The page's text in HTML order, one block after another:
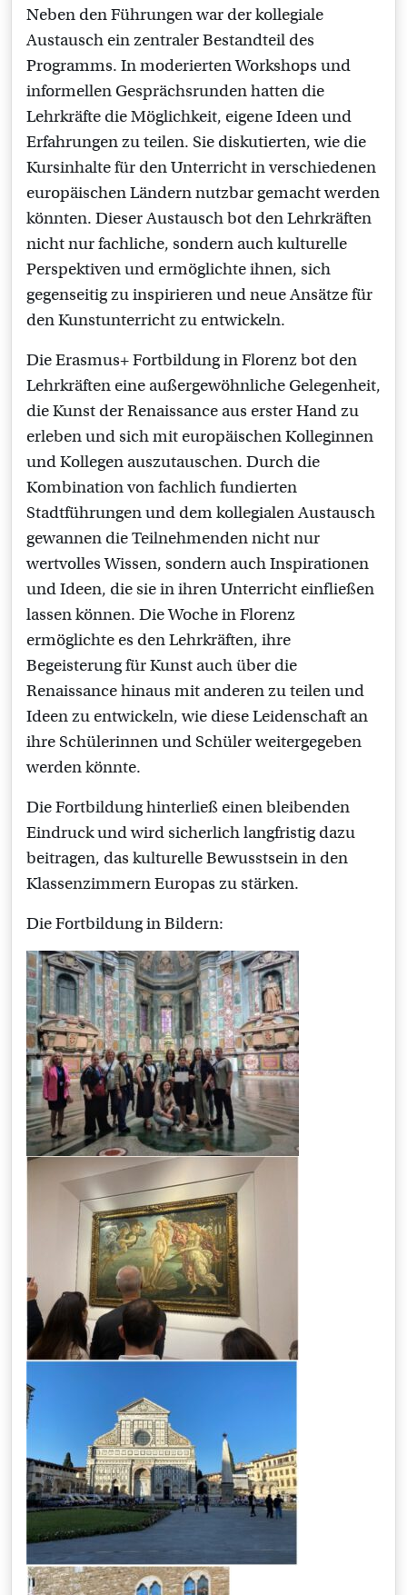
Neben den Führungen war der kollegiale
Austausch ein zentraler Bestandteil des
Programms. In moderierten Workshops und
informellen Gesprächsrunden hatten die
Lehrkräfte die Möglichkeit, eigene Ideen und
Erfahrungen zu teilen. Sie diskutierten, wie die
Kursinhalte für den Unterricht in verschiedenen
europäischen Ländern nutzbar gemacht werden
könnten. Dieser Austausch bot den Lehrkräften
nicht nur fachliche, sondern auch kulturelle
Perspektiven und ermöglichte ihnen, sich
gegenseitig zu inspirieren und neue Ansätze für
den Kunstunterricht zu entwickeln.
Die Erasmus+ Fortbildung in Florenz bot den
Lehrkräften eine außergewöhnliche Gelegenheit,
die Kunst der Renaissance aus erster Hand zu
erleben und sich mit europäischen Kolleginnen
und Kollegen auszutauschen. Durch die
Kombination von fachlich fundierten
Stadtführungen und dem kollegialen Austausch
gewannen die Teilnehmenden nicht nur
wertvolles Wissen, sondern auch Inspirationen
und Ideen, die sie in ihren Unterricht einfließen
lassen können. Die Woche in Florenz
ermöglichte es den Lehrkräften, ihre
Begeisterung für Kunst auch über die
Renaissance hinaus mit anderen zu teilen und
Ideen zu entwickeln, wie diese Leidenschaft an
ihre Schülerinnen und Schüler weitergegeben
werden könnte.
Die Fortbildung hinterließ einen bleibenden
Eindruck und wird sicherlich langfristig dazu
beitragen, das kulturelle Bewusstsein in den
Klassenzimmern Europas zu stärken.
Die Fortbildung in Bildern: